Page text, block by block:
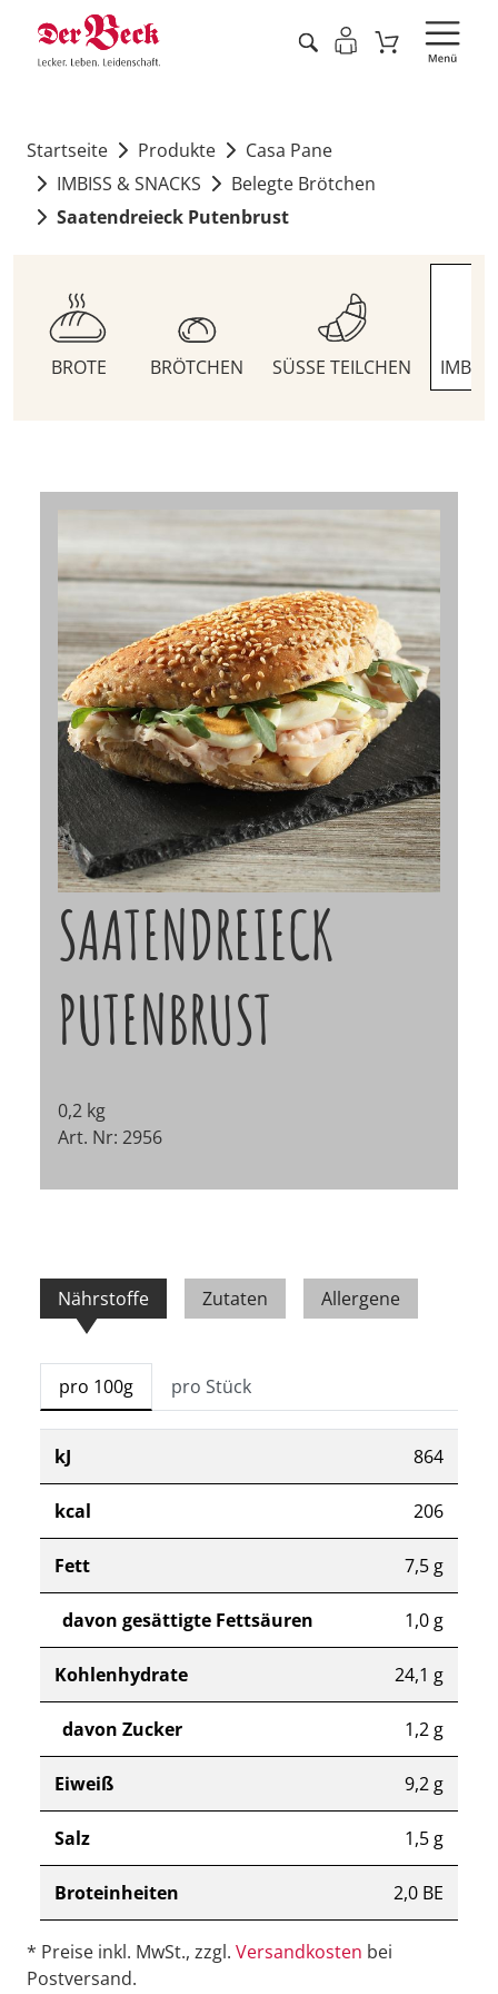
Startseite Produkte
Casa Pane
IMBISS & SNACKS
Belegte Brötchen
Saatendreieck Putenbrust
BROTE BRÖTCHEN SÜSSE TEILCHEN
SAATENDREIECK
PUTENBRUST
0,2 kg
Art. Nr: 2956
Nährstoffe Zutaten Allergene
pro 100g pro Stück
kJ 864
kcal 206
Fett 7,5 g
davon gesättigte Fettsäuren 1,0 g
Kohlenhydrate 24,1 g
davon Zucker 1,2 g
Eiweiß 9,2 g
Salz 1,5 g
Broteinheiten 2,0 BE
* Preise inkl. MwSt., zzgl. Versandkosten bei
Postversand.